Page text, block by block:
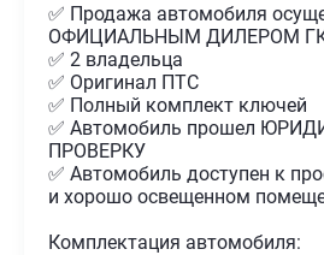
✅ Продажа автомобиля
ОФИЦИАЛЬНЫМ ДИЛЕРОМ ГК
✅ 2 владельца
✅ Оригинал ПТС
✅ Полный комплект ключей
✅ Автомобиль прошел
ПРОВЕРКУ
✅ Автомобиль доступен к
и хорошо освещенном
Комплектация автомобиля: